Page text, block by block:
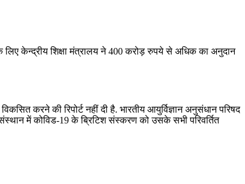
केन्‍द्रीय शिक्षा मंत्रालय ने 400 करोड़ रुपये से अधिक का अनुदान
करने की रिपोर्ट नहीं दी है. भारतीय आयुर्विज्ञान अनुसंधान परिषद
में कोविड-19 के ब्रिटिश संस्करण को उसके सभी परिवर्तित